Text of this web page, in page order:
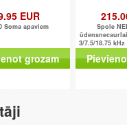
EUR
Soma apaviem
grozam
Spole
3/7.5/18.75
70/